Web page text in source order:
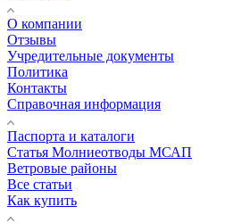
О компании
Отзывы
Учредительные документы
Политика
Контакты
Справочная информация
Паспорта и каталоги
Статья Молниеотводы МСАП
Ветровые районы
Все статьи
Как купить